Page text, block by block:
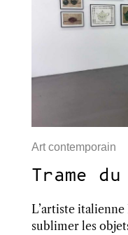
Art contemporain
Trame
L’artiste
sublimer les